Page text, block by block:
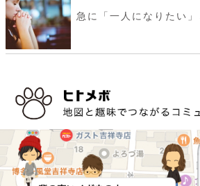
急に「一人になりたい